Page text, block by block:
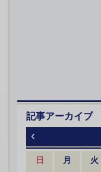
記事アーカイブ
‹
日 月 火